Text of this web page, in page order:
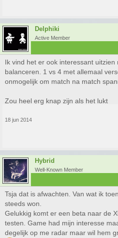
Delphiki
Active Member
Ik vind het er ook interessant
balanceren. 1 vs 4 met allemaal
onmogelijk om match na match
Zou heel erg knap zijn als het lukt
18 jun 2014
Hybrid
Well-Known Member
Tsja dat is afwachten. Van wat ik
steeds won.
Gelukkig komt er een beta naar de
testen. Game had mijn interesse
degelijk op me radar maar wil hem